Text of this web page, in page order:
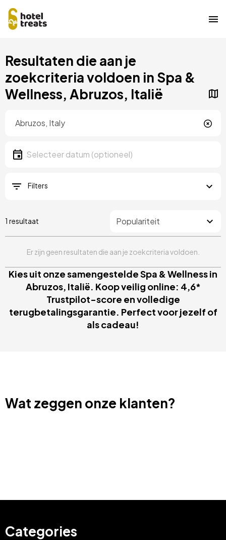
naar
hoofdinhoud
Resultaten die aan je
zoekcriteria voldoen in Spa &
Wellness, Abruzos, Italië
Datum
Selecteer een datum
Filters
1 resultaat
Er zijn geen resultaten die aan je zoekcriteria voldoen.
Kies uit onze samengestelde Spa & Wellness in
Abruzos, Italië. Koop veilig online: 4,6*
Trustpilot-score en volledige
terugbetalingsgarantie. Perfect voor jezelf of
als cadeau!
Wat zeggen onze klanten?
Categories